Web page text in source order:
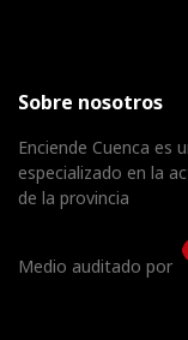
Sobre nosotros
Enciende Cuenca es
especializado en la
de la provincia
Medio auditado por